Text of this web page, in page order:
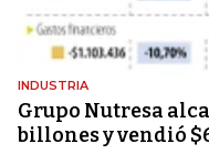
INDUSTRIA
Grupo Nutresa
billones y vendió